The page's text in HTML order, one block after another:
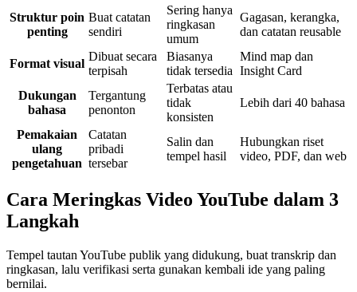
Struktur poin
penting
Buat catatan
sendiri
Sering hanya
ringkasan
umum
Gagasan, kerangka,
dan catatan reusable
Format visual
Dibuat secara
terpisah
Biasanya
tidak tersedia
Mind map dan
Insight Card
Dukungan
bahasa
Tergantung
penonton
Terbatas atau
tidak
konsisten
Lebih dari 40 bahasa
Pemakaian
ulang
pengetahuan
Catatan
pribadi
tersebar
Salin dan
tempel hasil
Hubungkan riset
video, PDF, dan web
Cara Meringkas Video YouTube dalam 3
Langkah
Tempel tautan YouTube publik yang didukung, buat transkrip dan
ringkasan, lalu verifikasi serta gunakan kembali ide yang paling
bernilai.